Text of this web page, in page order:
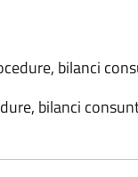
bilanci
bilanci